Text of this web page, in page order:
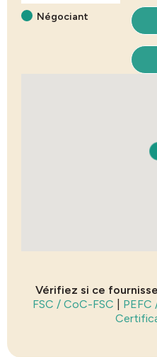
Négociant
Vérifiez si ce
FSC / CoC-FSC
PEFC